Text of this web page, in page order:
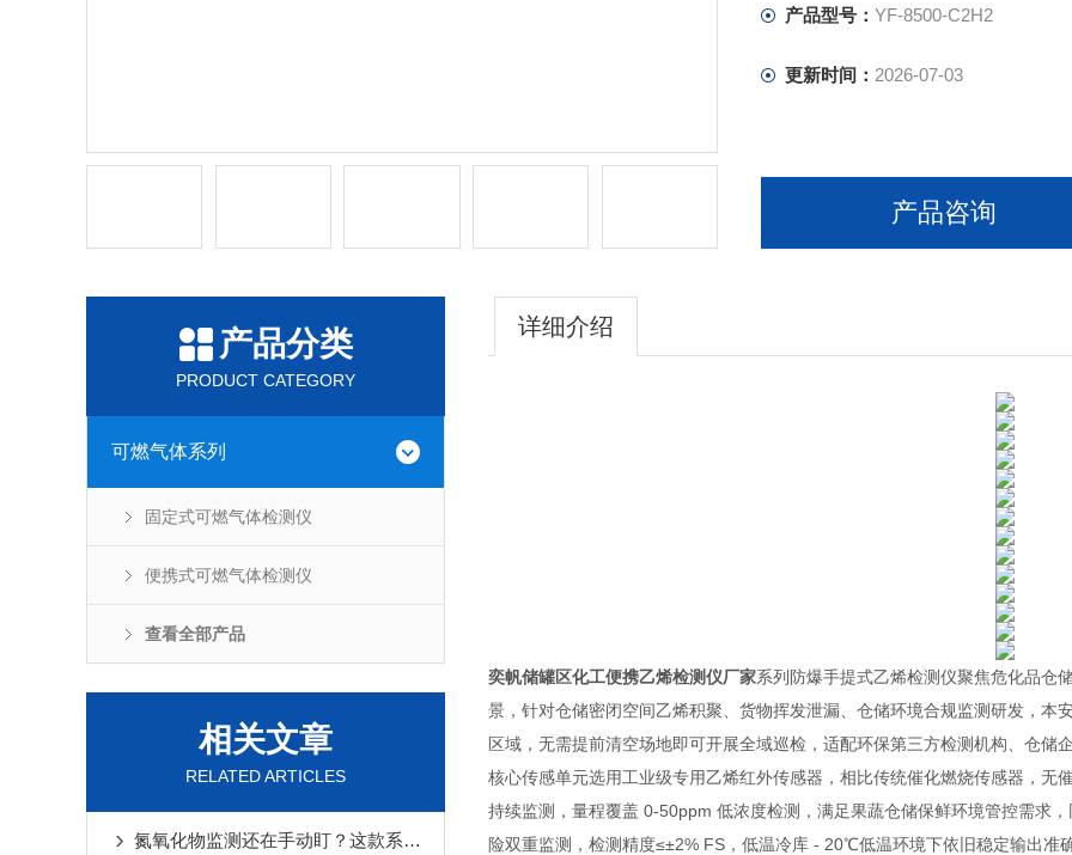
产品型号： YF-8500-C2H2
更新时间： 2026-07-03
产品咨询
产品分类
PRODUCT CATEGORY
可燃气体系列
固定式可燃气体检测仪
便携式可燃气体检测仪
查看全部产品
相关文章
RELATED ARTICLES
氮氧化物监测还在手动盯？这款系统 + 防爆款让你躺平管安全！
详细介绍
奕帆储罐区化工便携乙烯检测仪厂家系列防爆手提式乙烯检测仪聚焦危化品仓
景，针对仓储密闭空间乙烯积聚、货物挥发泄漏、仓储环境合规监测研发，
区域，无需提前清空场地即可开展全域巡检，适配环保第三方检测机构、仓储
核心传感单元选用工业级专用乙烯红外传感器，相比传统催化燃烧传感器，无
持续监测，量程覆盖 0-50ppm 低浓度检测，满足果蔬仓储保鲜环境管控需求
险双重监测，检测精度≤±2% FS，低温冷库 - 20℃低温环境下依旧稳定输出准